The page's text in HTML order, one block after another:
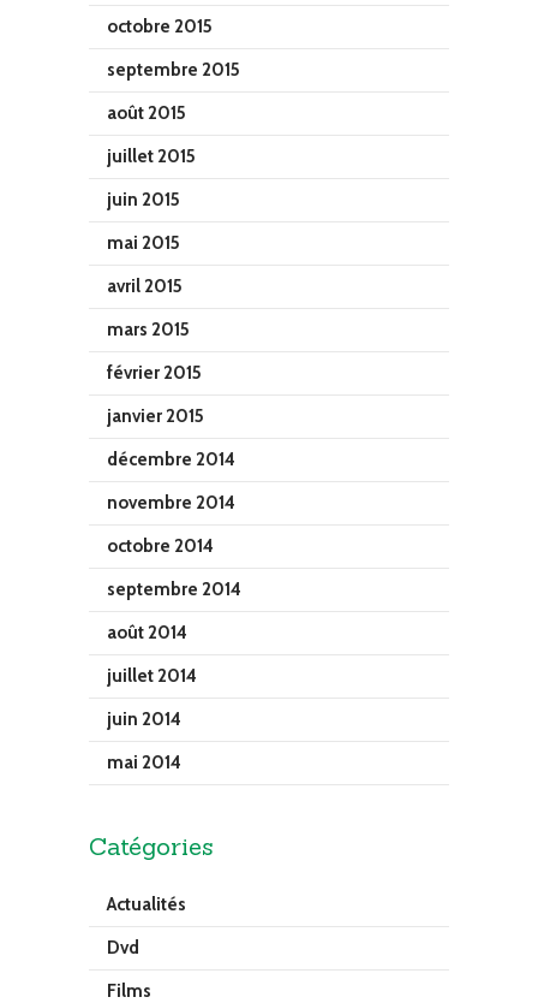
octobre 2015
septembre 2015
août 2015
juillet 2015
juin 2015
mai 2015
avril 2015
mars 2015
février 2015
janvier 2015
décembre 2014
novembre 2014
octobre 2014
septembre 2014
août 2014
juillet 2014
juin 2014
mai 2014
Catégories
Actualités
Dvd
Films